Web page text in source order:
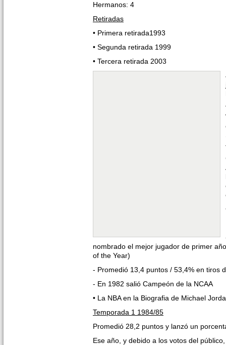
Hermanos: 4
Retiradas
• Primera retirada1993
• Segunda retirada 1999
• Tercera retirada 2003
nombrado el mejor jugador de primer
of the Year)
- Promedió 13,4 puntos / 53,4% en tiros
- En 1982 salió Campeón de la NCAA
• La NBA en la Biografia de Michael
Temporada 1 1984/85
Promedió 28,2 puntos y lanzó un
Ese año, y debido a los votos del